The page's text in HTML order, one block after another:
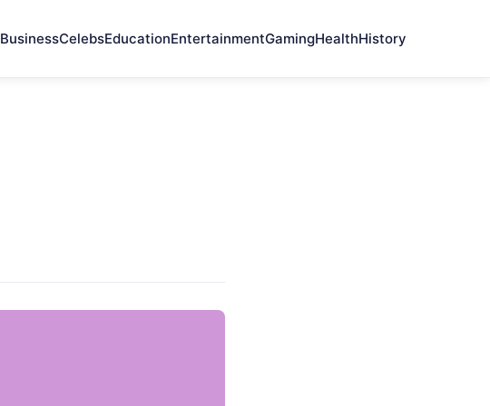
BusinessCelebsEducationEntertainmentGamingHealthHistory